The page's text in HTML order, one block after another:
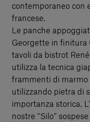
contemporaneo con
francese.
Le panche
Georgette in finitura
tavoli da bistrot
utilizza la tecnica
frammenti di marmo
utilizzando pietra di
importanza storica.
nostre “Silo”